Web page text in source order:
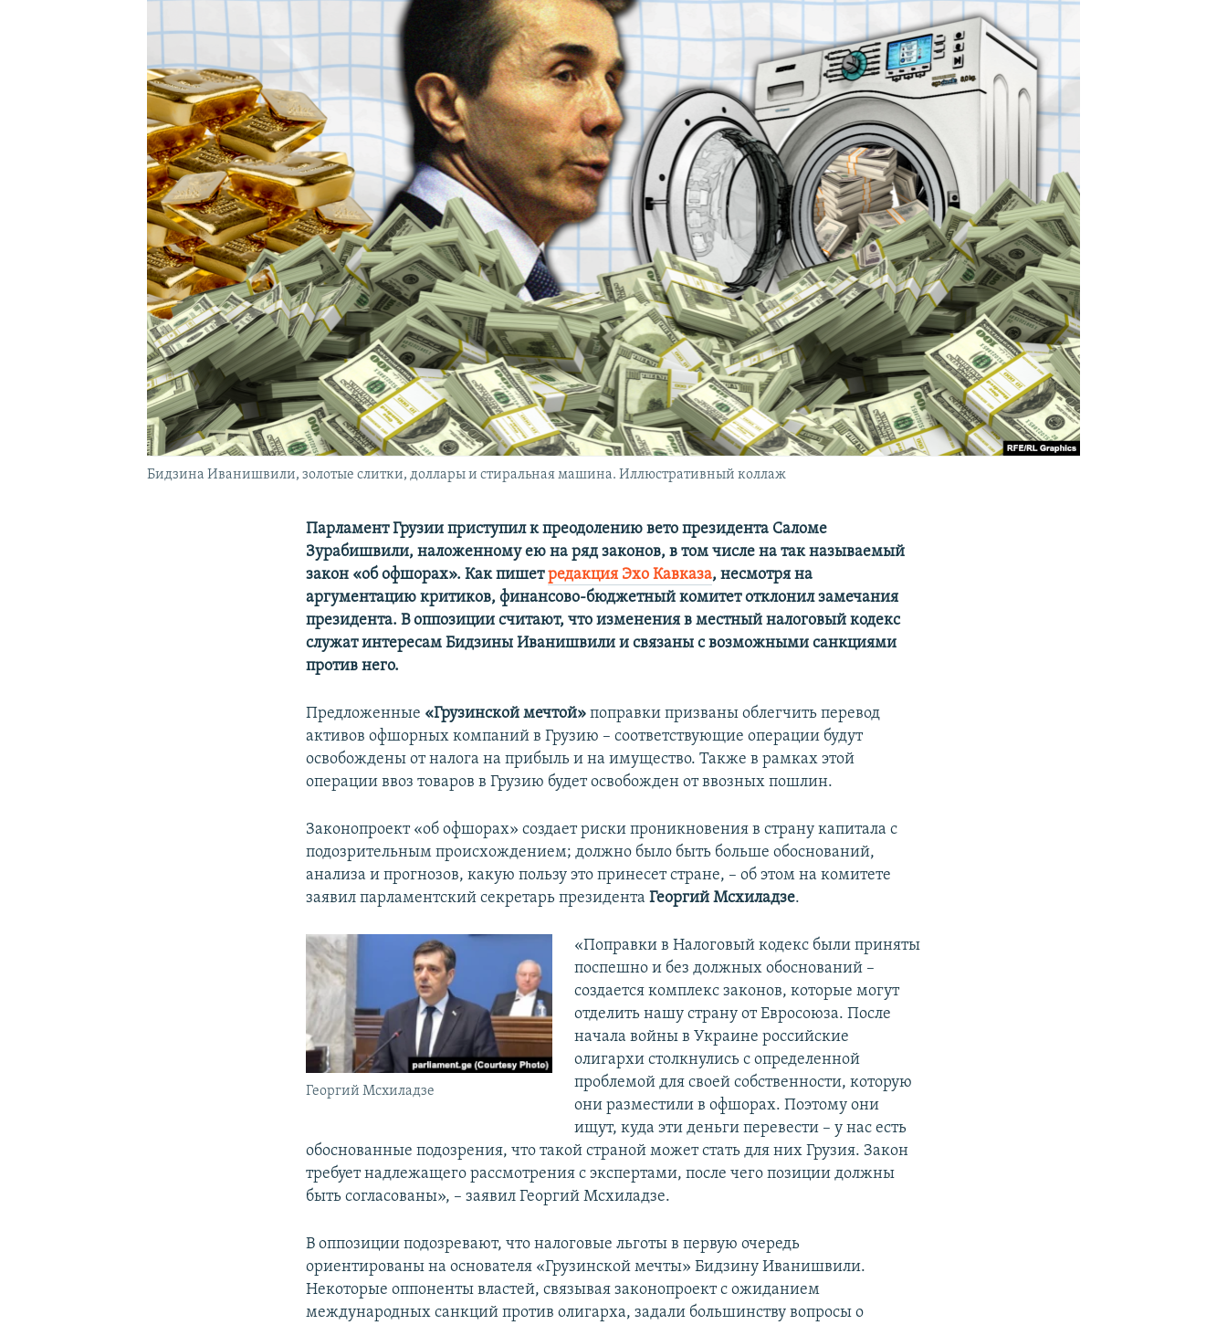
КРЫМ.НЕПОКОРЕННЫЙ
УКРАИНСКАЯ ПРОБЛЕМА КРЫМА
Бидзина Иванишвили, золотые слитки, доллары и стиральная машина. Иллюстративный коллаж
Парламент Грузии приступил к преодолению вето президента Саломе
Зурабишвили, наложенному ею на ряд законов, в том числе на так называемый
закон «об офшорах». Как пишетредакция Эхо Кавказа, несмотря на
аргументацию критиков, финансово-бюджетный комитет отклонил замечания
президента. В оппозиции считают, что изменения в местный налоговый кодекс
служат интересам Бидзины Иванишвили и связаны с возможными санкциями
против него.
Предложенные «Грузинской мечтой» поправки призваны облегчить перевод
активов офшорных компаний в Грузию – соответствующие операции будут
освобождены от налога на прибыль и на имущество. Также в рамках этой
операции ввоз товаров в Грузию будет освобожден от ввозных пошлин.
Законопроект «об офшорах» создает риски проникновения в страну капитала с
подозрительным происхождением; должно было быть больше обоснований,
анализа и прогнозов, какую пользу это принесет стране, – об этом на комитете
заявил парламентский секретарь президентаГеоргий Мсхиладзе.
Георгий Мсхиладзе
«Поправки в Налоговый кодекс были приняты
поспешно и без должных обоснований –
создается комплекс законов, которые могут
отделить нашу страну от Евросоюза. После
начала войны в Украине российские
олигархи столкнулись с определенной
проблемой для своей собственности, которую
они разместили в офшорах. Поэтому они
ищут, куда эти деньги перевести – у нас есть
обоснованные подозрения, что такой страной может стать для них Грузия. Закон
требует надлежащего рассмотрения с экспертами, после чего позиции должны
быть согласованы», – заявил Георгий Мсхиладзе.
В оппозиции подозревают, что налоговые льготы в первую очередь
ориентированы на основателя «Грузинской мечты» Бидзину Иванишвили.
Некоторые оппоненты властей, связывая законопроект с ожиданием
международных санкций против олигарха, задали большинству вопросы о